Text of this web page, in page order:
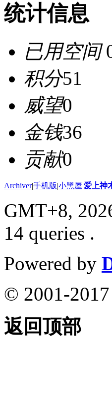
统计信息
已用空间
积分51
威望0
金钱36
贡献0
Archiver|手机版|小黑屋|爱上神
GMT+8,
14 queries .
Powered by
© 2001-2017
返回顶部